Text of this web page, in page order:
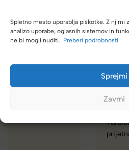
Spletno mesto uporablja piškotke. Z njimi
analizo uporabe, oglasnih sistemov in
ne bi mogli nuditi. Preberi podrobnosti
Sprejmi
Zavrni
Kupci nas hvalijo zaradi hitre
izbire.
Torbico že nosim, je takšna kot